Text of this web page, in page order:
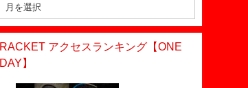
RACKET アクセスランキング【ONE
DAY】